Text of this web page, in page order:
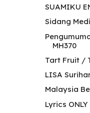
SUAMIKU
Sidang
MH370
Tart Fruit /
LISA
Malaysia
Lyrics